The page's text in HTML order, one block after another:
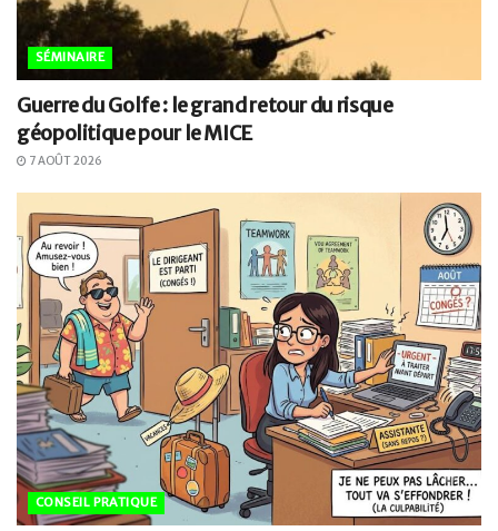
SÉMINAIRE
Guerre du Golfe : le grand retour du risque
géopolitique pour le MICE
7 AOÛT 2026
CONSEIL PRATIQUE